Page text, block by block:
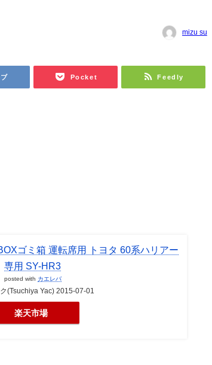
mizu su
Pocket Feedly
ゴミ箱 運転席用 トヨタ 60系ハリアー
専用 SY-HR3
posted with カエレバ
(Tsuchiya Yac) 2015-07-01
楽天市場